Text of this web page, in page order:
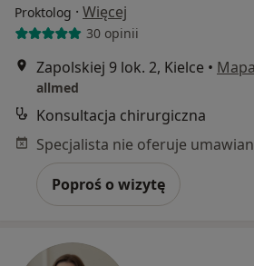
Proktolog · Więcej
30 opinii
Zapolskiej 9 lok. 2, Kielce • Mapa
allmed
Konsultacja chirurgiczna
Poproś o wizytę